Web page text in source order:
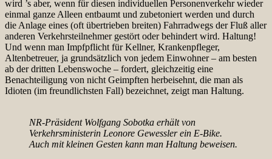
wird ’s aber, wenn für diesen individuellen Personenverkehr wieder
einmal ganze Alleen entbaumt und zubetoniert werden und durch
die Anlage eines (oft übertrieben breiten) Fahrradwegs der Fluß aller
anderen Verkehrsteilnehmer gestört oder behindert wird. Haltung!
Und wenn man Impfpflicht für Kellner, Krankenpfleger,
Altenbetreuer, ja grundsätzlich von jedem Einwohner – am besten
ab der dritten Lebenswoche – fordert, gleichzeitig eine
Benachteiligung von nicht Geimpften herbeisehnt, die man als
Idioten (im freundlichsten Fall) bezeichnet, zeigt man Haltung.
NR-Präsident Wolfgang Sobotka erhält von
Verkehrsministerin Leonore Gewessler ein E-Bike.
Auch mit kleinen Gesten kann man Haltung beweisen.